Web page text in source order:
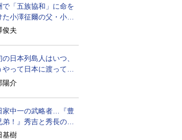
で「五族協和」に命を
た小澤征爾の父・小澤
俊夫
の日本列島人はいつ、
やって日本に渡ってき
か
陽介
家中一の武略者…『豊
弟！』秀吉と秀長の知
ざる実像
基樹